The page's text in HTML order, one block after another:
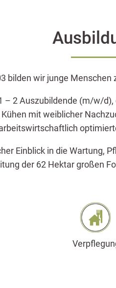
bilden wir junge
– 2 Auszubildende (m/w/
mit weiblicher
Einblick in die Wartung,
der 62 Hektar großen